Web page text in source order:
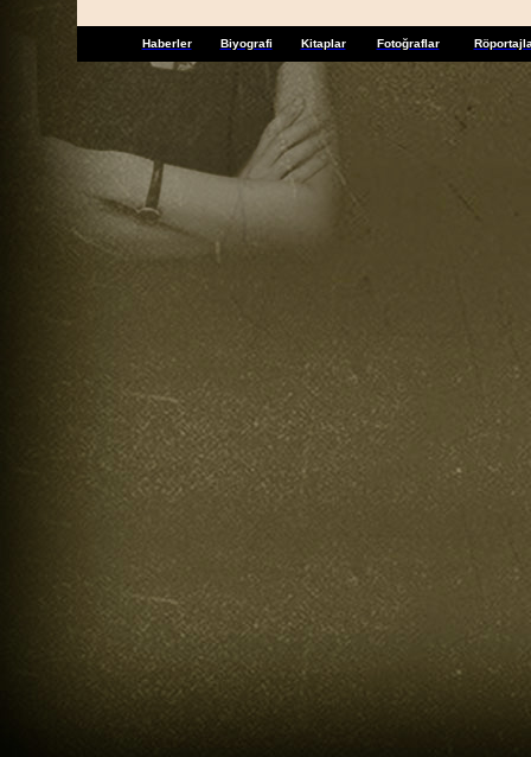
Haberler Biyografi Kitaplar Fotoğraflar